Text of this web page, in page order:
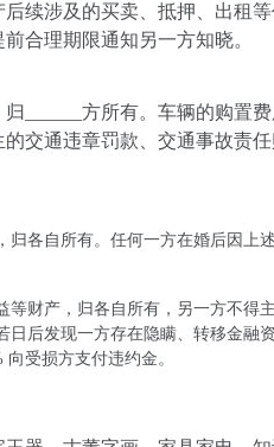
续涉及的买卖、抵押、出租
合理期限通知另一方知晓。
______方所有。车辆的购置
交通违章罚款、交通事故责
各自所有。任何一方在婚后因上
财产，归各自所有，另一方不得
后发现一方存在隐瞒、转移金融
受损方支付违约金。